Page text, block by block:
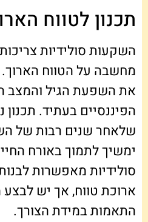
תכנון לטווח
השקעות סולידיות
מחשבה על הטווח
את השפעת הגיל והמצב
הפיננסיים בעתיד. תכנון
שלאחר שנים רבות של
ימשיך לתמוך באורח
סולידיות מאפשרות
ארוכת טווח, אך יש
התאמות במידת הצורך.